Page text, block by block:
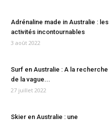
Adrénaline made in Australie : les
activités incontournables
3 août 2022
Surf en Australie : A la recherche
de la vague...
27 juillet 2022
Skier en Australie : une